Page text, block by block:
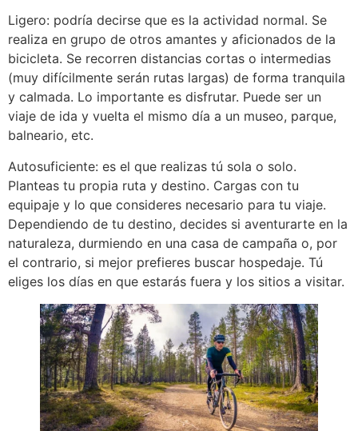
Ligero: podría decirse que es la actividad normal. Se
realiza en grupo de otros amantes y aficionados de la
bicicleta. Se recorren distancias cortas o intermedias
(muy difícilmente serán rutas largas) de forma tranquila
y calmada. Lo importante es disfrutar. Puede ser un
viaje de ida y vuelta el mismo día a un museo, parque,
balneario, etc.
Autosuficiente: es el que realizas tú sola o solo.
Planteas tu propia ruta y destino. Cargas con tu
equipaje y lo que consideres necesario para tu viaje.
Dependiendo de tu destino, decides si aventurarte en la
naturaleza, durmiendo en una casa de campaña o, por
el contrario, si mejor prefieres buscar hospedaje. Tú
eliges los días en que estarás fuera y los sitios a visitar.